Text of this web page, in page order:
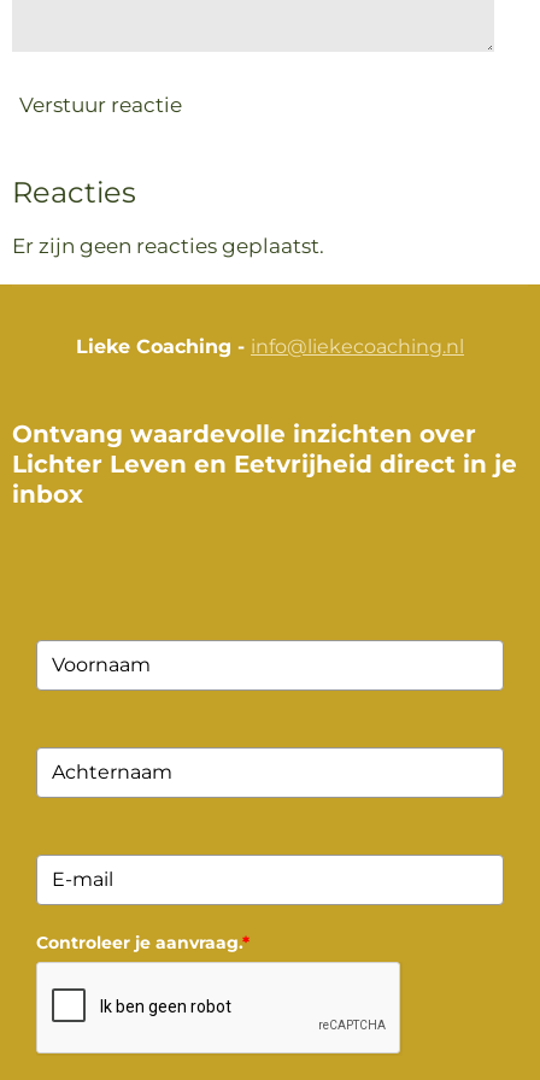
Verstuur reactie
Reacties
Er zijn geen reacties geplaatst.
Lieke Coaching - info@liekecoaching.nl
Ontvang waardevolle inzichten over
Lichter Leven en Eetvrijheid direct in je
inbox
Controleer je aanvraag.*